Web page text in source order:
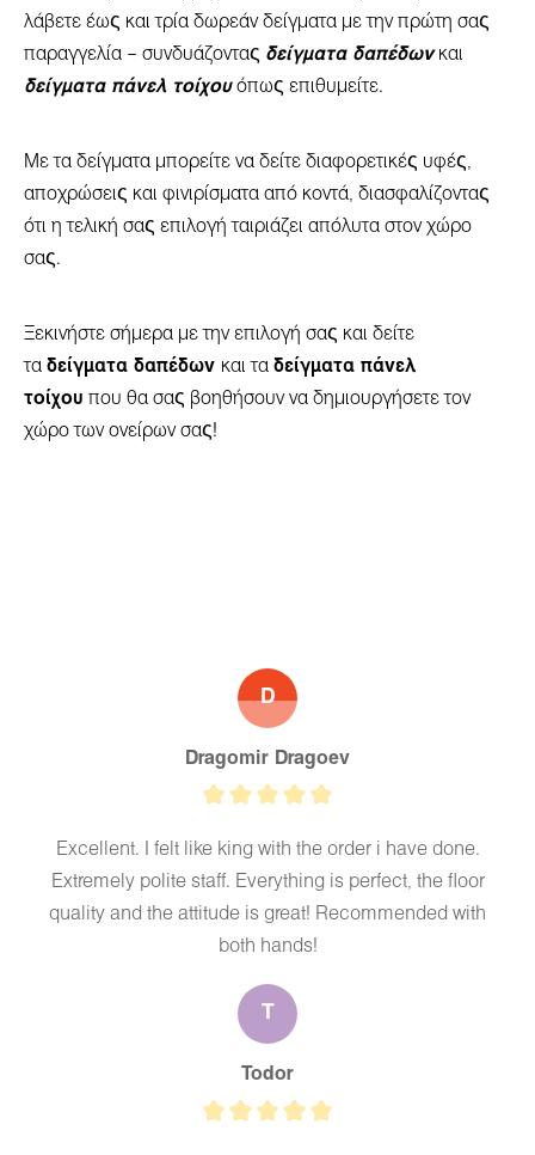
λάβετε έως και τρία δωρεάν δείγματα με την πρώτη σας
παραγγελία – συνδυάζοντας δείγματα δαπέδωνκαι
δείγματα πάνελ τοίχουόπως επιθυμείτε.
Με τα δείγματα μπορείτε να δείτε διαφορετικές υφές,
αποχρώσεις και φινιρίσματα από κοντά, διασφαλίζοντας
ότι η τελική σας επιλογή ταιριάζει απόλυτα στον χώρο
σας.
Ξεκινήστε σήμερα με την επιλογή σας και δείτε
τα δείγματα δαπέδων και τα δείγματα πάνελ
τοίχου που θα σας βοηθήσουν να δημιουργήσετε τον
χώρο των ονείρων σας!
D
Dragomir Dragoev
Excellent. I felt like king with the order i have done.
Extremely polite staff. Everything is perfect, the floor
quality and the attitude is great! Recommended with
both hands!
T
Todor